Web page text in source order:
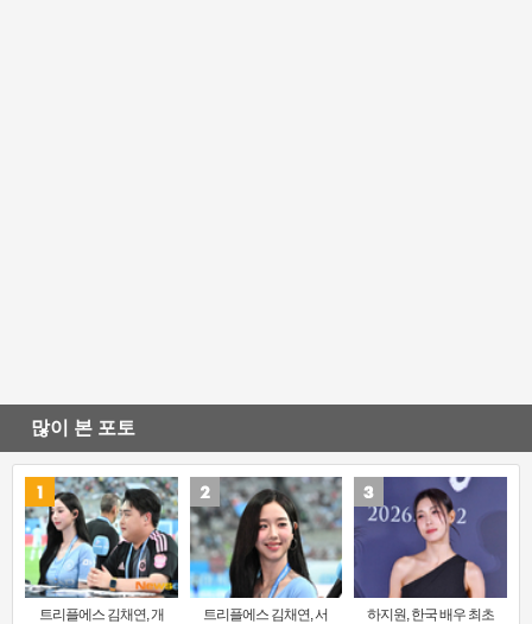
많이 본 포토
트리플에스 김채연, 개
트리플에스 김채연, 서
하지원, 한국 배우 최초